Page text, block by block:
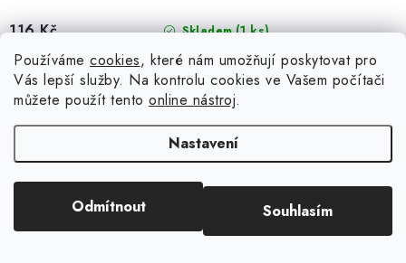
Používáme cookies, které nám umožňují poskytovat pro
Vás lepší služby. Na kontrolu cookies ve Vašem počítači
můžete použít tento online nástroj.
Nastavení
Odmítnout Souhlasím
Skladem(1 ks)
116 Kč
Šejkr / chrastidlo ve tvaru plavek o rozměrech 12,5 x 18 cm.